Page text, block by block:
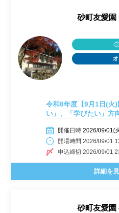
砂町友愛園
令和8年度【9月1日(火
い」、「学びたい」
開催日時 2026/09/01(
開場時間 2026/09/01
申込締切 2026/09/01
詳細を
砂町友愛園